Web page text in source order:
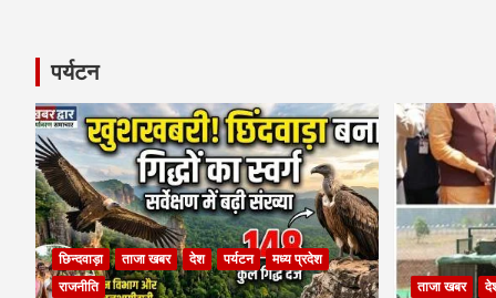
पर्यटन
छिन्दवाड़ा ताजा खबर देश पर्यटन
मध्य प्रदेश
राजनीति
ताजा खबर